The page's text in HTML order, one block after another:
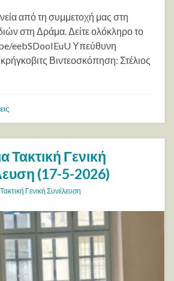
από τη συμμετοχή μας στη
στη Δράμα. Δείτε ολόκληρο το
eebSDooIEuU Υπεύθυνη
Βιντεοσκόπηση: Στέλιος
Τακτική Γενική
(17-5-2026)
Τακτική Γενική Συνέλευση